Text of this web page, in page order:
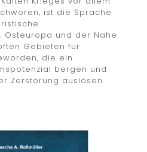
ist die Sprache
Osteuropa und der Nahe
Gebieten für
die ein
bergen und
Zerstörung auslösen